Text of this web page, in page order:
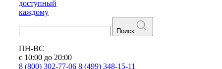
доступный
каждому
Поиск
ПН-ВС
с 10:00 до 20:00
8 (800) 302-77-06 8 (499) 348-15-11